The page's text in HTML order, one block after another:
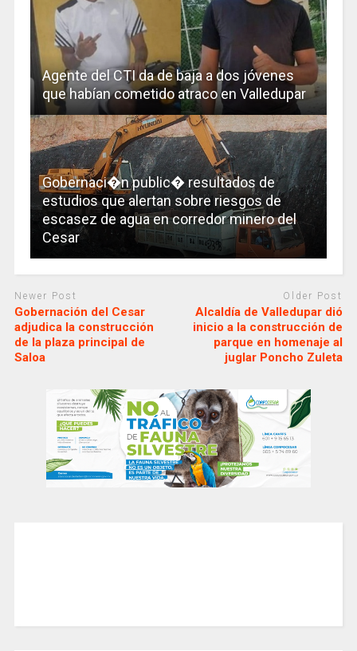
Agente del CTI da de baja a dos jóvenes
que habían cometido atraco en Valledupar
Gobernaci�n public� resultados de
estudios que alertan sobre riesgos de
escasez de agua en corredor minero del
Cesar
Newer Post
Gobernación del Cesar
adjudica la construcción
de la plaza principal de
Saloa
Older Post
Alcaldía de Valledupar dió
inicio a la construcción de
parque en homenaje al
juglar Poncho Zuleta